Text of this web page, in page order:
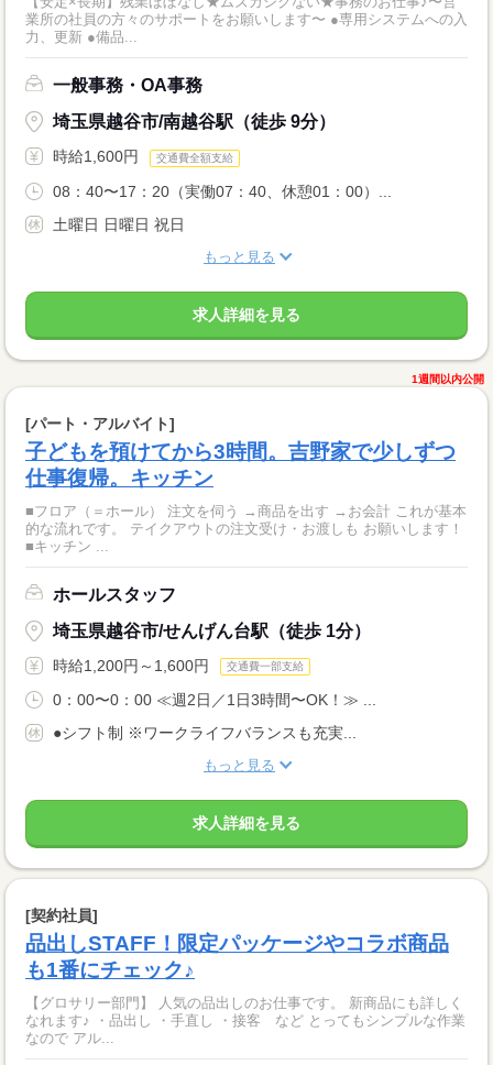
業所の社員の方々のサポートをお願いします〜 ●専用システムへの入
力、更新 ●備品...
一般事務・OA事務
埼玉県越谷市/南越谷駅（徒歩 9分）
時給1,600円 交通費全額支給
08：40〜17：20（実働07：40、休憩01：00）...
土曜日 日曜日 祝日
もっと見る
求人詳細を見る
1週間以内公開
[パート・アルバイト]
子どもを預けてから3時間。吉野家で少しずつ
仕事復帰。キッチン
■フロア（＝ホール） 注文を伺う →商品を出す →お会計 これが基本
的な流れです。 テイクアウトの注文受け・お渡しも お願いします！
■キッチン ...
ホールスタッフ
埼玉県越谷市/せんげん台駅（徒歩 1分）
時給1,200円～1,600円 交通費一部支給
0：00〜0：00 ≪週2日／1日3時間〜OK！≫ ...
●シフト制 ※ワークライフバランスも充実...
もっと見る
求人詳細を見る
[契約社員]
品出しSTAFF！限定パッケージやコラボ商品
も1番にチェック♪
【グロサリー部門】 人気の品出しのお仕事です。 新商品にも詳しく
なれます♪ ・品出し ・手直し ・接客 など とってもシンプルな作業
なので アル...